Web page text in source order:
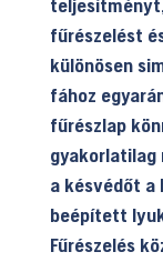
fűrészelést
különösen
fához
fűrészlap
gyakorlatilag
a késvédőt a
beépített
Fűrészelés